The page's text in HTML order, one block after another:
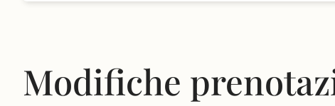
Modifiche